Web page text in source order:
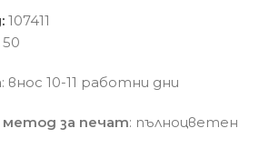
107411
50
: внос 10-11 работни дни
за печат: пълноцветен